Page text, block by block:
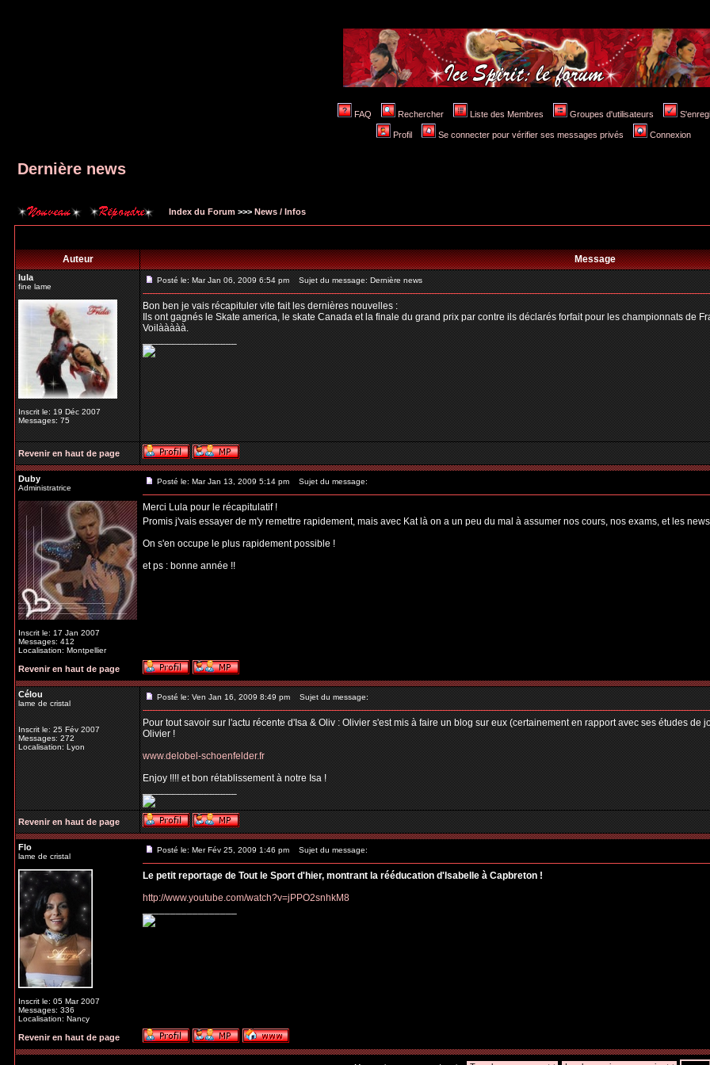
FAQ Rechercher Liste des Membres Groupes d'utilisateurs
Profil Se connecter pour vérifier ses messages privés Connexion
Dernière news
Index du Forum >>> News / Infos
Auteur Message
lula
fine lame
Inscrit le: 19 Déc 2007
Messages: 75
Posté le: Mar Jan 06, 2009 6:54 pm Sujet du message: Dernière news
Bon ben je vais récapituler vite fait les dernières nouvelles :
Ils ont gagnés le Skate america, le skate Canada et la finale du grand prix par contre ils déclarés forfait pour les championnats de
Voilààààà.
_________________
Revenir en haut de page
Duby
Administratrice
Inscrit le: 17 Jan 2007
Messages: 412
Localisation: Montpellier
Posté le: Mar Jan 13, 2009 5:14 pm Sujet du message:
Merci Lula pour le récapitulatif !
Promis j'vais essayer de m'y remettre rapidement, mais avec Kat là on a un peu du mal à assumer nos cours, nos exams, et les
On s'en occupe le plus rapidement possible !
et ps : bonne année !!
Revenir en haut de page
Célou
lame de cristal
Inscrit le: 25 Fév 2007
Messages: 272
Localisation: Lyon
Posté le: Ven Jan 16, 2009 8:49 pm Sujet du message:
Pour tout savoir sur l'actu récente d'Isa & Oliv : Olivier s'est mis à faire un blog sur eux (certainement en rapport avec ses études
Olivier !
www.delobel-schoenfelder.fr
Enjoy !!!! et bon rétablissement à notre Isa !
_________________
Revenir en haut de page
Flo
lame de cristal
Inscrit le: 05 Mar 2007
Messages: 336
Localisation: Nancy
Posté le: Mer Fév 25, 2009 1:46 pm Sujet du message:
Le petit reportage de Tout le Sport d'hier, montrant la rééducation d'Isabelle à Capbreton !
http://www.youtube.com/watch?v=jPPO2snhkM8
Revenir en haut de page